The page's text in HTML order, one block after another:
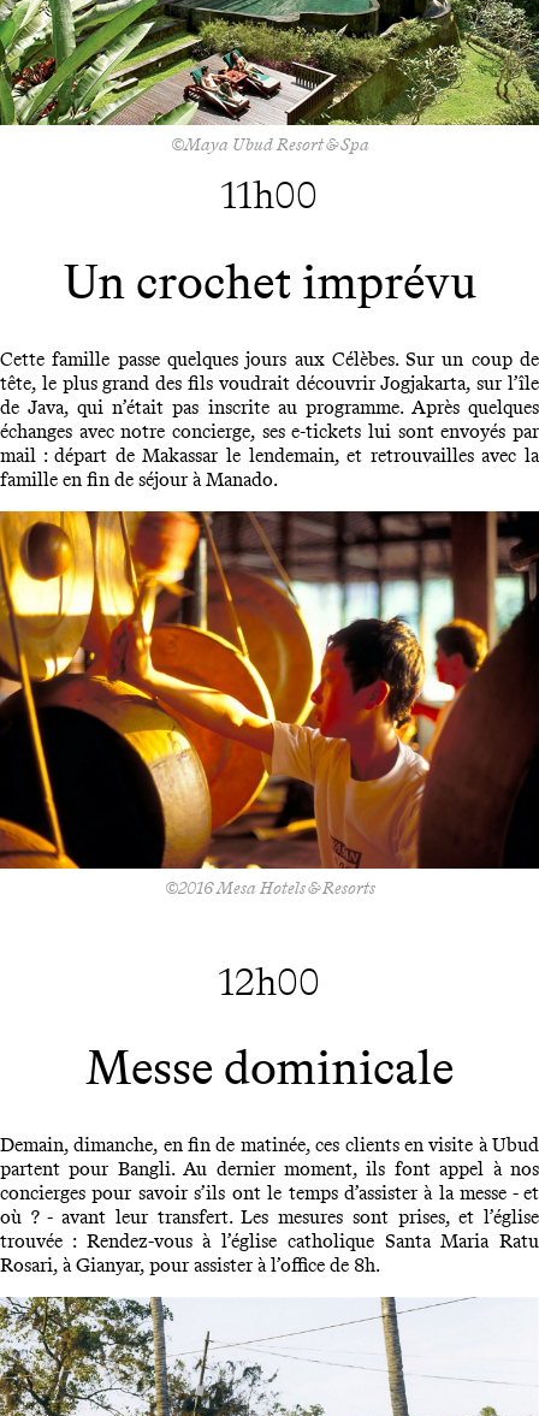
©Maya Ubud Resort & Spa
11h00
Un crochet imprévu
Cette famille passe quelques jours aux Célèbes. Sur un coup de
tête, le plus grand des fils voudrait découvrir Jogjakarta, sur l’île
de Java, qui n’était pas inscrite au programme. Après quelques
échanges avec notre concierge, ses e-tickets lui sont envoyés par
mail : départ de Makassar le lendemain, et retrouvailles avec la
famille en fin de séjour à Manado.
©2016 Mesa Hotels & Resorts
12h00
Messe dominicale
Demain, dimanche, en fin de matinée, ces clients en visite à Ubud
partent pour Bangli. Au dernier moment, ils font appel à nos
concierges pour savoir s’ils ont le temps d’assister à la messe - et
où ? - avant leur transfert. Les mesures sont prises, et l’église
trouvée : Rendez-vous à l’église catholique Santa Maria Ratu
Rosari, à Gianyar, pour assister à l’office de 8h.